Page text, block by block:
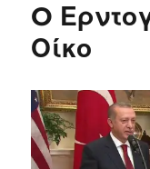
O
Οίκο